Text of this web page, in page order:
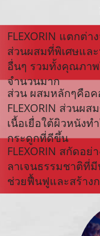
FLEXORIN แตกต่
ส่วนผสมที่พิเศษแล
อื่นๆ รวมทั้งคุณภา
จำนวนมาก
FLEXORIN สกัดอ
ลาเจนธรรมชาติที่
ช่วยฟื้นฟูและสร้าง
ส่วน ผสมหลักๆคือค
FLEXORIN ส่วนผส
เนื้อเยื่อใต้ผิวหนัง
กระดูกที่ดีขึ้น